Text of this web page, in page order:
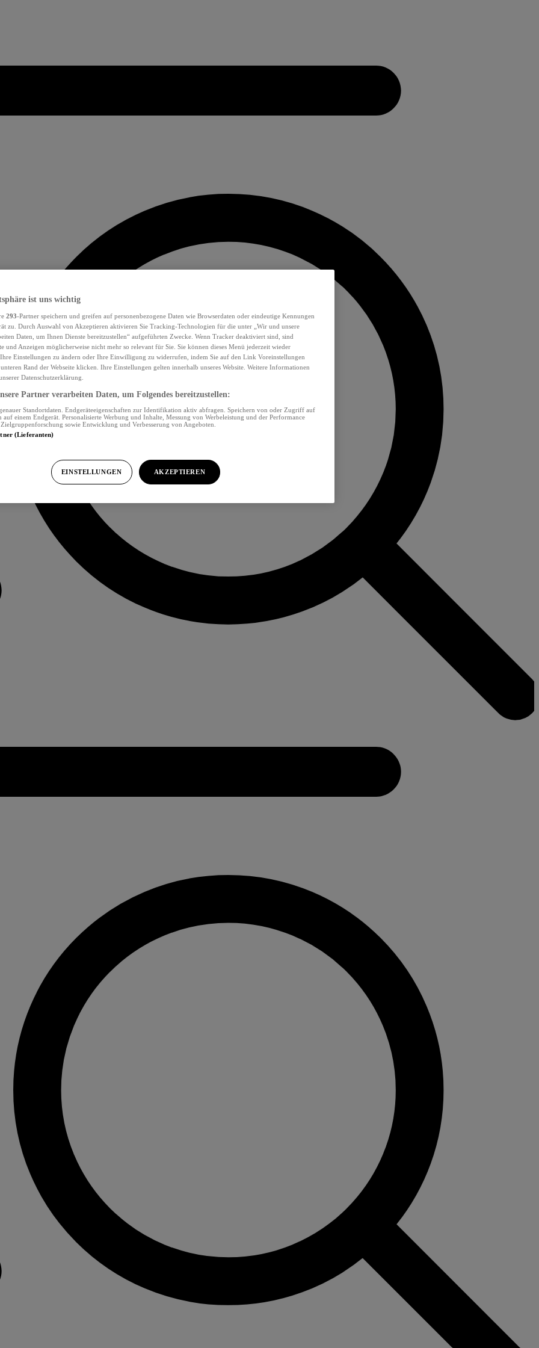
ist uns wichtig
293-Partner speichern und greifen auf personenbezogene Daten wie Browserdaten oder eindeutige Kennungen
zu. Durch Auswahl von Akzeptieren aktivieren Sie Tracking-Technologien für die unter „Wir und unsere
Daten, um Ihnen Dienste bereitzustellen“ aufgeführten Zwecke. Wenn Tracker deaktiviert sind, sind
und Anzeigen möglicherweise nicht mehr so relevant für Sie. Sie können dieses Menü jederzeit wieder
Einstellungen zu ändern oder Ihre Einwilligung zu widerrufen, indem Sie auf den Link Voreinstellungen
Rand der Webseite klicken. Ihre Einstellungen gelten innerhalb unseres Website. Weitere Informationen
Datenschutzerklärung.
Partner verarbeiten Daten, um Folgendes bereitzustellen:
Standortdaten. Endgeräteeigenschaften zur Identifikation aktiv abfragen. Speichern von oder Zugriff auf
einem Endgerät. Personalisierte Werbung und Inhalte, Messung von Werbeleistung und der Performance
sowie Entwicklung und Verbesserung von Angeboten.
(Lieferanten)
EINSTELLUNGEN AKZEPTIEREN